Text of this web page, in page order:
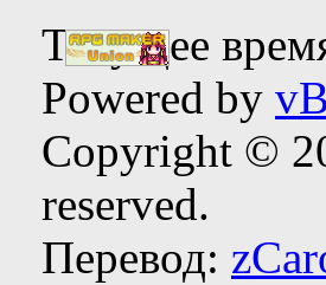
Текущее
Powered by
Copyright ©
reserved.
Перевод: